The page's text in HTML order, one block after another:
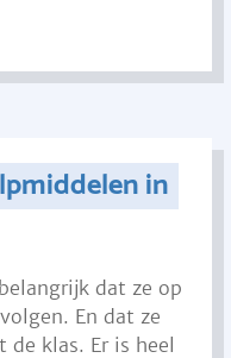
in
dat ze op
En dat ze
klas. Er is heel